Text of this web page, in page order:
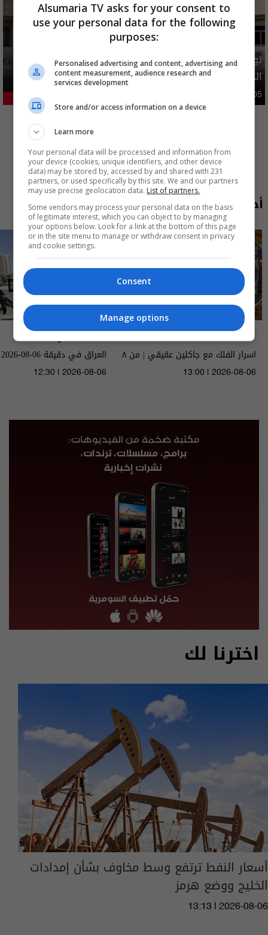
توضيح رسمي بشأن إلغاء شمول فئات من المستفيدين بإعانة
الحماية الاجتماعية
محليات 05:43 | 2026-08-05
المزيد
أحدث الحلقات
أسرار الفلك
اسرار الفلك مع جاكلين عقيقي | من ٨
الى ١٤ آب ٢٠٢٦ | 2026
13:00 | 2026-08-06
العراق في دقيقة
العراق في دقيقة 06-08-2026 | 2026
12:30 | 2026-08-06
اخترنا لك
أسعار النفط ترتفع وسط مخاوف بشأن إمدادات
الخليج ووضع هرمز
13:13 | 2026-08-06
Alsumaria TV asks for your consent to
use your personal data for the following
purposes:
Personalised advertising and content, advertising and
content measurement, audience research and
services development
Store and/or access information on a device
Learn more
Your personal data will be processed and information from
your device (cookies, unique identifiers, and other device
data) may be stored by, accessed by and shared with 231
partners, or used specifically by this site. We and our partners
may use precise geolocation data. List of partners.
Some vendors may process your personal data on the basis
of legitimate interest, which you can object to by managing
your options below. Look for a link at the bottom of this page
or in the site menu to manage or withdraw consent in privacy
and cookie settings.
Consent
Manage options